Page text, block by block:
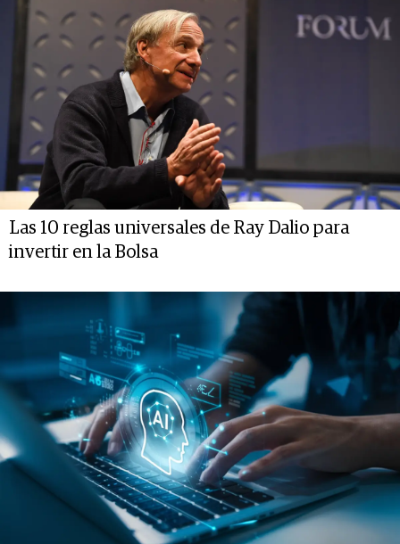
Las 10 reglas universales de Ray Dalio para
invertir en la Bolsa